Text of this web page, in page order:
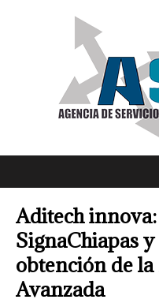
Aditech
SignaChiapas
obtención de
Avanzada